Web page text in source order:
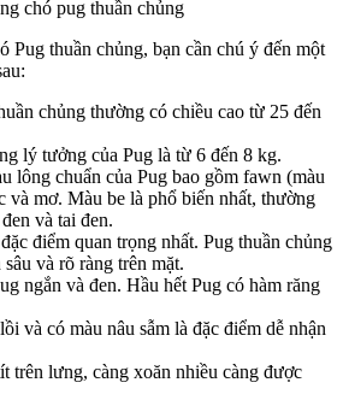
chó pug thuần chủng
Pug thuần chủng, bạn cần chú ý đến một
chủng thường có chiều cao từ 25 đến
lý tưởng của Pug là từ 6 đến 8 kg.
lông chuẩn của Pug bao gồm fawn (màu
và mơ. Màu be là phổ biến nhất, thường
và tai đen.
điểm quan trọng nhất. Pug thuần chủng
và rõ ràng trên mặt.
ngắn và đen. Hầu hết Pug có hàm răng
và có màu nâu sẫm là đặc điểm dễ nhận
lưng, càng xoăn nhiều càng được